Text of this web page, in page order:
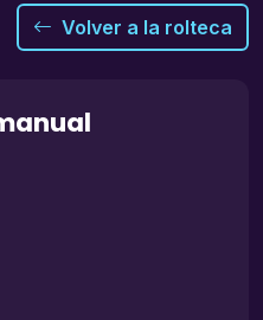
Volver a la rolteca